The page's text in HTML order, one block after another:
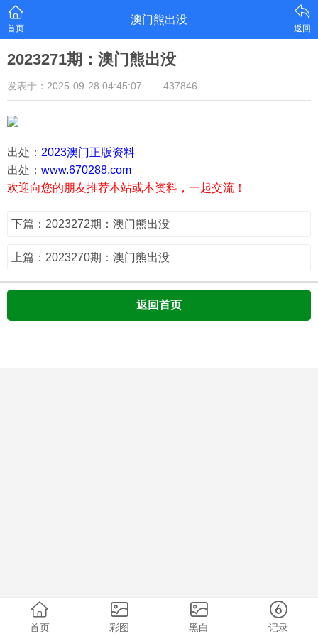
首页
澳门熊出没
返回
2023271期：澳门熊出没
发表于：2025-09-28 04:45:07 437846
出处： 2023澳门正版资料
出处： www.670288.com
欢迎向您的朋友推荐本站或本资料，一起交流！
下篇：2023272期：澳门熊出没
上篇：2023270期：澳门熊出没
返回首页
首页 彩图 黑白 记录